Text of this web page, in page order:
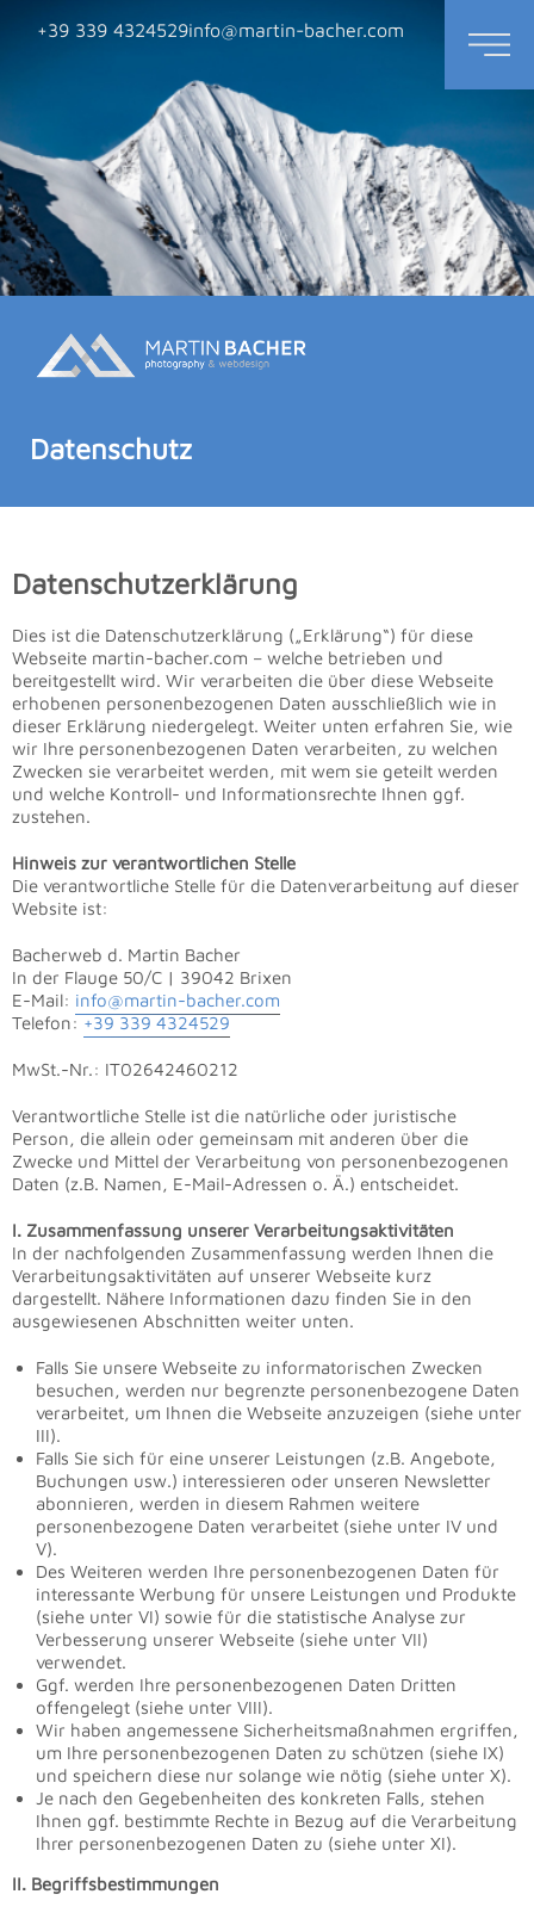
+39 339 4324529info@martin-bacher.com
Datenschutz
Datenschutzerklärung
Dies ist die Datenschutzerklärung („Erklärung“) für diese
Webseite martin-bacher.com – welche betrieben und
bereitgestellt wird. Wir verarbeiten die über diese Webseite
erhobenen personenbezogenen Daten ausschließlich wie in
dieser Erklärung niedergelegt. Weiter unten erfahren Sie, wie
wir Ihre personenbezogenen Daten verarbeiten, zu welchen
Zwecken sie verarbeitet werden, mit wem sie geteilt werden
und welche Kontroll- und Informationsrechte Ihnen ggf.
zustehen.
Hinweis zur verantwortlichen Stelle
Die verantwortliche Stelle für die Datenverarbeitung auf dieser
Website ist:
Bacherweb d. Martin Bacher
In der Flauge 50/C | 39042 Brixen
E-Mail: info@martin-bacher.com
Telefon: +39 339 4324529
MwSt.-Nr.: IT02642460212
Verantwortliche Stelle ist die natürliche oder juristische
Person, die allein oder gemeinsam mit anderen über die
Zwecke und Mittel der Verarbeitung von personenbezogenen
Daten (z.B. Namen, E-Mail-Adressen o. Ä.) entscheidet.
I. Zusammenfassung unserer Verarbeitungsaktivitäten
In der nachfolgenden Zusammenfassung werden Ihnen die
Verarbeitungsaktivitäten auf unserer Webseite kurz
dargestellt. Nähere Informationen dazu finden Sie in den
ausgewiesenen Abschnitten weiter unten.
Falls Sie unsere Webseite zu informatorischen Zwecken
besuchen, werden nur begrenzte personenbezogene Daten
verarbeitet, um Ihnen die Webseite anzuzeigen (siehe unter
III).
Falls Sie sich für eine unserer Leistungen (z.B. Angebote,
Buchungen usw.) interessieren oder unseren Newsletter
abonnieren, werden in diesem Rahmen weitere
personenbezogene Daten verarbeitet (siehe unter IV und
V).
Des Weiteren werden Ihre personenbezogenen Daten für
interessante Werbung für unsere Leistungen und Produkte
(siehe unter VI) sowie für die statistische Analyse zur
Verbesserung unserer Webseite (siehe unter VII)
verwendet.
Ggf. werden Ihre personenbezogenen Daten Dritten
offengelegt (siehe unter VIII).
Wir haben angemessene Sicherheitsmaßnahmen ergriffen,
um Ihre personenbezogenen Daten zu schützen (siehe IX)
und speichern diese nur solange wie nötig (siehe unter X).
Je nach den Gegebenheiten des konkreten Falls, stehen
Ihnen ggf. bestimmte Rechte in Bezug auf die Verarbeitung
Ihrer personenbezogenen Daten zu (siehe unter XI).
II. Begriffsbestimmungen